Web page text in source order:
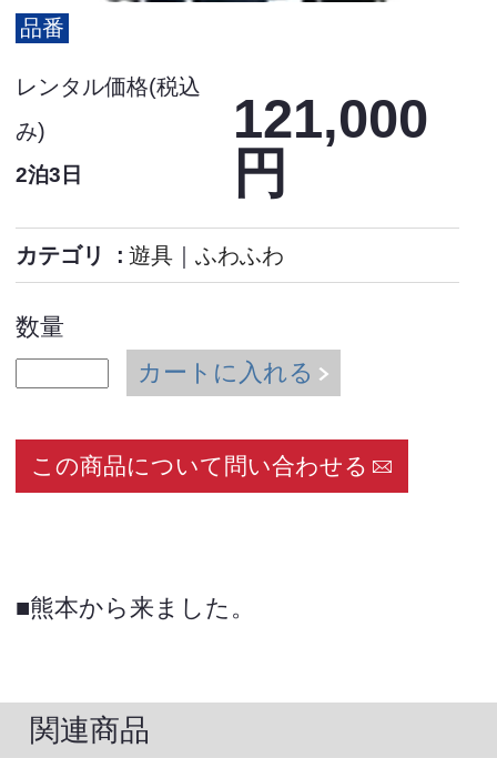
品番
レンタル価格(税込
み)
2泊3日
121,000
円
カテゴリ 遊具 ふわふわ
数量
カートに入れる
この商品について問い合わせる
■熊本から来ました。
関連商品